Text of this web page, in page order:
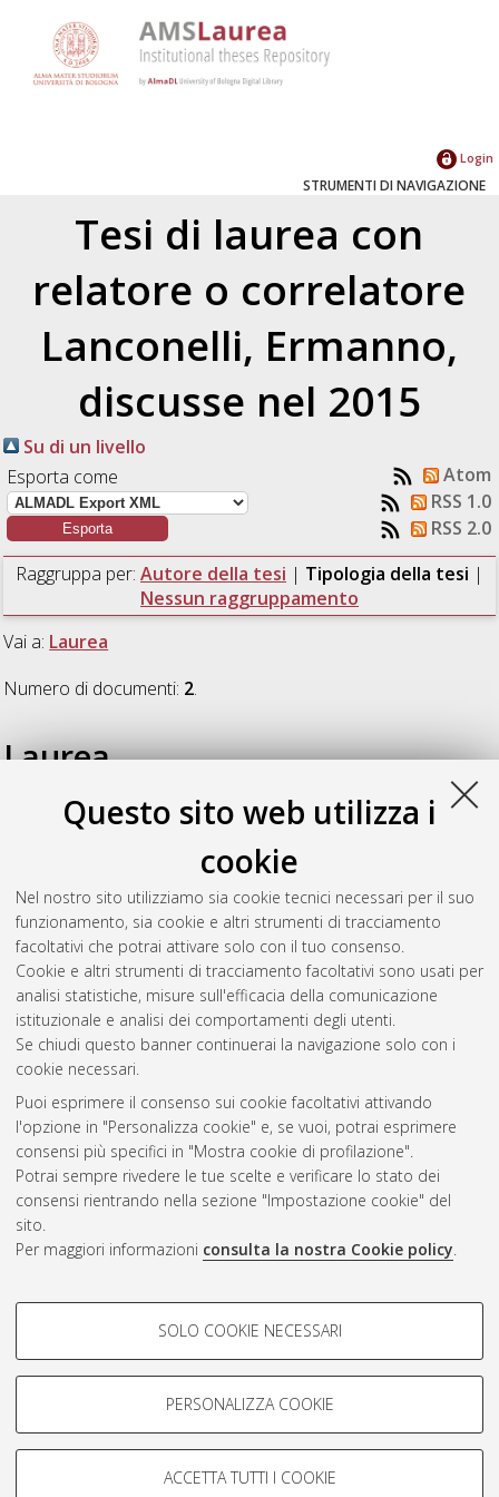
Questo sito web utilizza i
cookie
Nel nostro sito utilizziamo sia cookie tecnici necessari per il suo
funzionamento, sia cookie e altri strumenti di tracciamento
facoltativi che potrai attivare solo con il tuo consenso.
Cookie e altri strumenti di tracciamento facoltativi sono usati per
analisi statistiche, misure sull'efficacia della comunicazione
istituzionale e analisi dei comportamenti degli utenti.
Se chiudi questo banner continuerai la navigazione solo con i
cookie necessari.
Puoi esprimere il consenso sui cookie facoltativi attivando
l'opzione in "Personalizza cookie" e, se vuoi, potrai esprimere
consensi più specifici in "Mostra cookie di profilazione".
Potrai sempre rivedere le tue scelte e verificare lo stato dei
consensi rientrando nella sezione "Impostazione cookie" del
sito.
Per maggiori informazioni consulta la nostra Cookie policy.
COOKIE DI PROFILAZIONE -
Si tratta di cookie utilizzati per analizzare le caratteristiche della
navigazione degli utenti, creare profili in base al loro comportamento
Mostra cookie di profilazione
SOLO COOKIE NECESSARI
PERSONALIZZA COOKIE
ACCETTA TUTTI I COOKIE
Login
STRUMENTI DI NAVIGAZIONE
Tesi di laurea con
relatore o correlatore
Lanconelli, Ermanno,
discusse nel 2015
Su di un livello
Esporta come
Atom
RSS 1.0
RSS 2.0
Raggruppa per: Autore della tesi | Tipologia della tesi |
Nessun raggruppamento
Vai a: Laurea
Numero di documenti: 2.
Laurea
Lorenzi, Roberta(2015)Basi ortonormali negli spazi di
Perugini, Stefania(2015)Le funzioni circolari ed
esponenziali.[Laurea], Università di Bologna, Corso di Studio
inMatematica [L-DM270]
Questa lista e' stata generata ilSun Aug 9 15:32:07 2026
CEST
Atom
Rss 1.0
Rss 2.0
AMS Laurea
Impostazioni Cookie
Informativa sulla privacy
Condizioni d’uso del sito